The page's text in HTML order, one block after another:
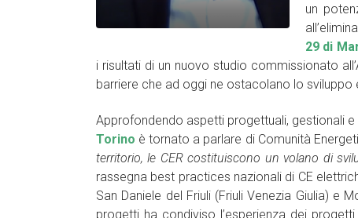
un
29 di
i risultati di un nuovo studio commissionato
barriere che ad oggi ne ostacolano lo
Approfondendo aspetti progettuali, gestionali e
Torino è tornato a parlare di Comunità
territorio, le CER costituiscono un volano di
rassegna best practices nazionali di CE
San Daniele del Friuli (Friuli Venezia Giulia) e
progetti ha condiviso l’esperienza dei progetti